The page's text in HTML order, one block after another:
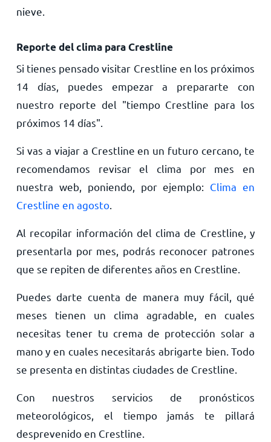
nieve.
Reporte del clima para Crestline
Si tienes pensado visitar Crestline en los próximos
14 días, puedes empezar a prepararte con
nuestro reporte del "tiempo Crestline para los
próximos 14 días".
Si vas a viajar a Crestline en un futuro cercano, te
recomendamos revisar el clima por mes en
nuestra web, poniendo, por ejemplo: Clima en
Crestline en agosto.
Al recopilar información del clima de Crestline, y
presentarla por mes, podrás reconocer patrones
que se repiten de diferentes años en Crestline.
Puedes darte cuenta de manera muy fácil, qué
meses tienen un clima agradable, en cuales
necesitas tener tu crema de protección solar a
mano y en cuales necesitarás abrigarte bien. Todo
se presenta en distintas ciudades de Crestline.
Con nuestros servicios de pronósticos
meteorológicos, el tiempo jamás te pillará
desprevenido en Crestline.